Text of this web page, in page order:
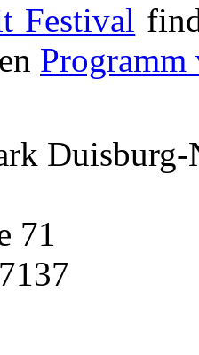
Festival
71